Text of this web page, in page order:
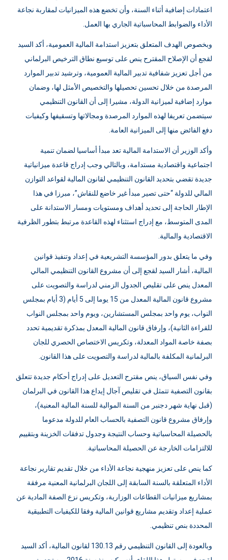
المواد والتكاليف، واعتماد الطابع التقديري للميزانيات، وإمكانية فتح
اعتمادات إضافية أثناء السنة، وأن تخضع هذه الميزانيات لمقاربة نجاعة
وبخصوص الهدف المتعلق بتعزيز استدامة المالية العمومية، أكد السيد
لقجع أن الإصلاح المقترح ينص على توسيع نطاق الترخيص البرلماني
من أجل تعزيز شفافية تدبير المالية العمومية، وترشيد تدبير الموارد
المرصدة من خلال تحسين تحصيلها والتخصيص الأمثل لها، وضمان
موارد إضافية لميزانية الدولة، مشيرا إلى أن القانون التنظيمي
سيتضمن تعريفا لهذه الموارد المرصدة ومجالاتها وتسقيفها وكيفيات
وأكد الوزير أن الاستدامة المالية تعد مبدأ أساسيا لضمان تنمية
اجتماعية واقتصادية مستدامة، وبالتالي وجب إدراج قاعدة ميزانياتية
جديدة تقضي بتحديد القانون التنظيمي لقانون المالية لقواعد التوازن
المالي للدولة “حتى تصير مبدأ غير خاضع للنقاش”، مبرزا في هذا
الإطار الحاجة إلى تحديد أهداف ومستويات ومسار الاستدانة على
المدى المتوسط، مع إدراج استثناء لهذه القاعدة مرتبط بتطور الظرفية
وفي ما يتعلق بدور المؤسسة التشريعية في إعداد وتنفيذ قوانين
المالية، أشار السيد لقجع إلى أن مشروع القانون التنظيمي المالي
المعدل ينص على تقليص الجدول الزمني لدراسة والتصويت على
مشروع قانون المالية المعدل من 15 يوما إلى 5 أيام (3 أيام بمجلس
النواب، يوم واحد بمجلس المستشارين، ويوم واحد بمجلس النواب
للقراءة الثانية)، وإرفاق قانون المالية المعدل بمذكرة تقديمية تحدد
بصفة خاصة المواد المعدلة، وتكريس الاختصاص الحصري للجان
وفي نفس السياق، ينص مقترح التعديل على إدراج أحكام جديدة تتعلق
بقانون التصفية تتمثل في تقليص آجال إيداع هذا القانون في البرلمان
(قبل نهاية شهر دجنبر من السنة الموالية للسنة المالية المعنية)،
وإرفاق مشروع قانون التصفية بالحساب العام للدولة مدعوما
بالحصيلة المحاسباتية وحساب النتيجة وجدول تدفقات الخزينة وبتقييم
كما ينص على تعزيز منهجية نجاعة الأداء من خلال تقديم تقارير نجاعة
الأداء المتعلقة بالسنة السابقة إلى اللجان البرلمانية المعنية مرفقة
بمشاريع ميزانيات القطاعات الوزارية، وتكريس نزع الصفة المادية عن
عملية إعداد وتقديم مشاريع قوانين المالية وفقا للكيفيات التطبيقية
وبالعودة إلى القانون التنظيمي رقم 130.13 لقانون المالية، أكد السيد